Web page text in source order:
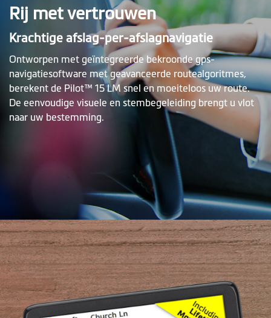
Rij met vertrouwen
Krachtige afslag-per-afslagnavigatie
Ontworpen met geïntegreerde bekroonde gps-
navigatiesoftware met geavanceerde routealgoritmes,
berekent de Pilot™ 15 LM snel en moeiteloos uw route.
De eenvoudige visuele en stembegeleiding brengt u vlot
naar uw bestemming.